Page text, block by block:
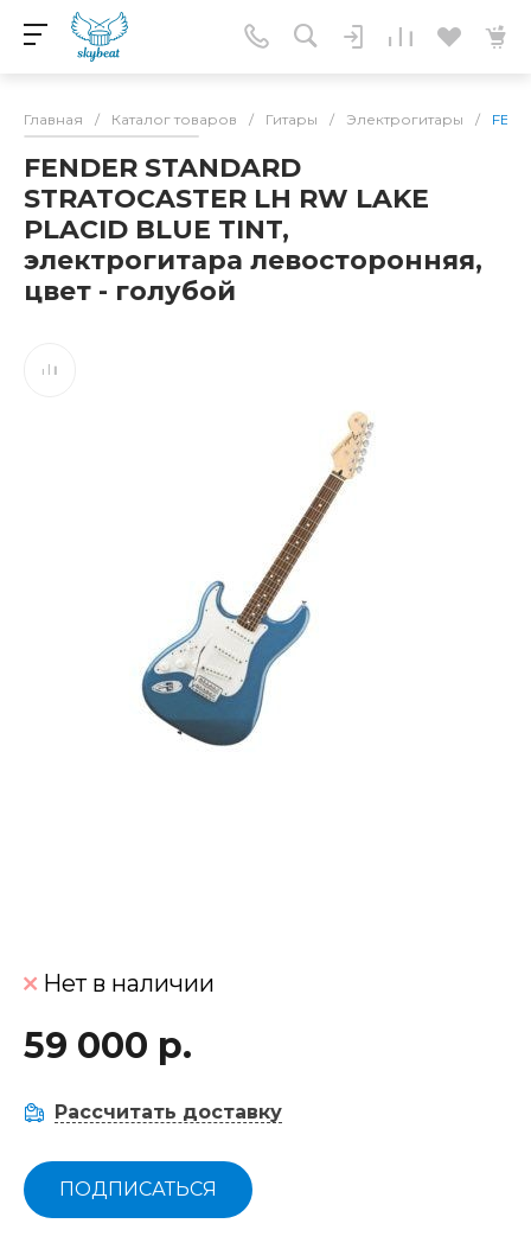
Главная / Каталог товаров / Гитары / Электрогитары /
FENDER STANDARD
STRATOCASTER LH RW LAKE
PLACID BLUE TINT,
электрогитара левосторонняя,
цвет - голубой
Нет в наличии
59 000 р.
Рассчитать доставку
ПОДПИСАТЬСЯ